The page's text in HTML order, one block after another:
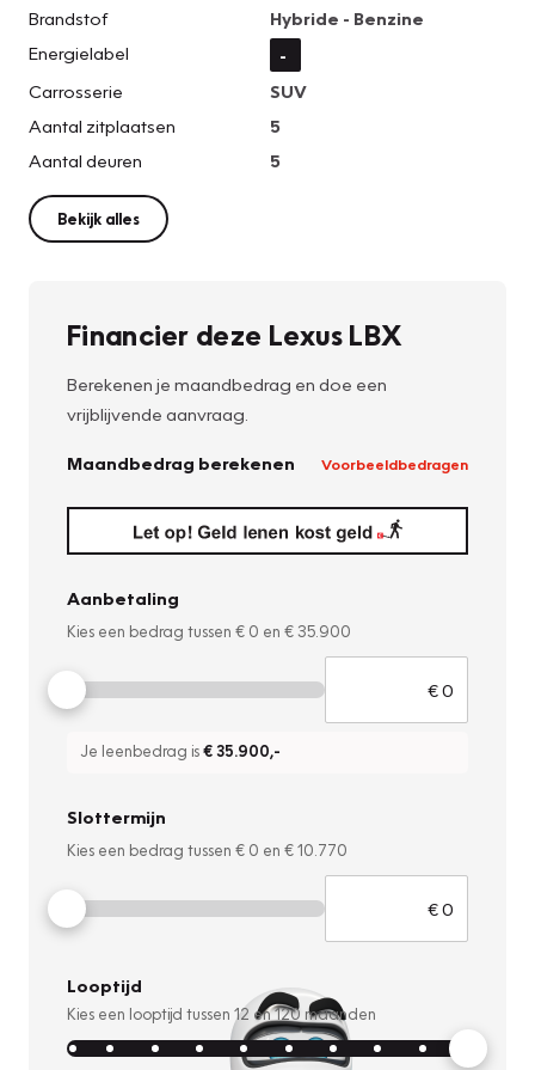
Brandstof
Hybride - Benzine
Energielabel
-
Carrosserie
SUV
Aantal zitplaatsen
5
Aantal deuren
5
Bekijk alles
Financier deze Lexus LBX
Berekenen je maandbedrag en doe een
vrijblijvende aanvraag.
Maandbedrag berekenen Voorbeeldbedragen
Aanbetaling
Kies een bedrag tussen € 0 en € 35.900
Je leenbedrag is€ 35.900,-
Slottermijn
Kies een bedrag tussen € 0 en € 10.770
Looptijd
Kies een looptijd tussen 12 en120 maanden